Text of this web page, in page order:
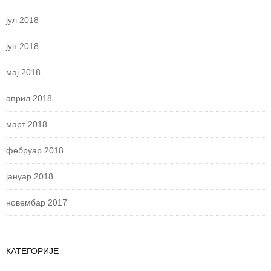
јул 2018
јун 2018
мај 2018
април 2018
март 2018
фебруар 2018
јануар 2018
новембар 2017
КАТЕГОРИЈЕ